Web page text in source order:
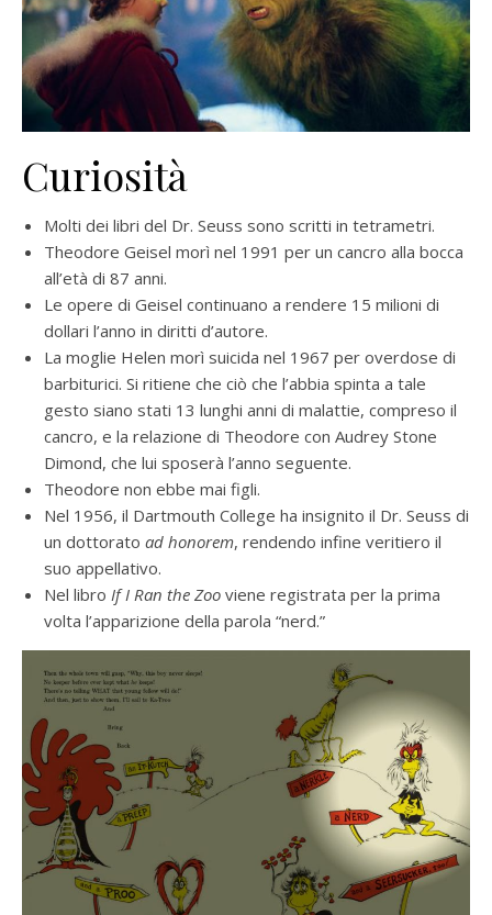
Curiosità
Molti dei libri del Dr. Seuss sono scritti in tetrametri.
Theodore Geisel morì nel 1991 per un cancro alla bocca
all’età di 87 anni.
Le opere di Geisel continuano a rendere 15 milioni di
dollari l’anno in diritti d’autore.
La moglie Helen morì suicida nel 1967 per overdose di
barbiturici. Si ritiene che ciò che l’abbia spinta a tale
gesto siano stati 13 lunghi anni di malattie, compreso il
cancro, e la relazione di Theodore con Audrey Stone
Dimond, che lui sposerà l’anno seguente.
Theodore non ebbe mai figli.
Nel 1956, il Dartmouth College ha insignito il Dr. Seuss di
un dottorato ad honorem, rendendo infine veritiero il
suo appellativo.
Nel libro If I Ran the Zoo viene registrata per la prima
volta l’apparizione della parola “nerd.”